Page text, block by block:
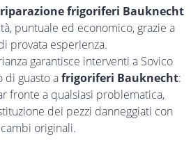
riparazione frigoriferi Bauknecht
puntuale ed economico, grazie a
provata esperienza.
garantisce interventi a Sovico
di guasto afrigoriferi Bauknecht:
fronte a qualsiasi problematica,
dei pezzi danneggiati con
originali.